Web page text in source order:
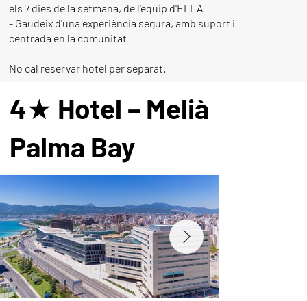
els 7 dies de la setmana, de l'equip d'ELLA
- Gaudeix d'una experiència segura, amb suport i
centrada en la comunitat
No cal reservar hotel per separat.
4★ Hotel – Melià
Palma Bay